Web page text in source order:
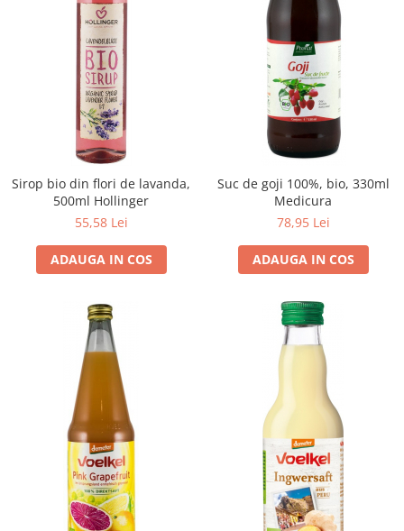
Sirop bio din flori de lavanda,
500ml Hollinger
55,58 Lei
ADAUGA IN COS
Suc de goji 100%, bio, 330ml
Medicura
78,95 Lei
ADAUGA IN COS